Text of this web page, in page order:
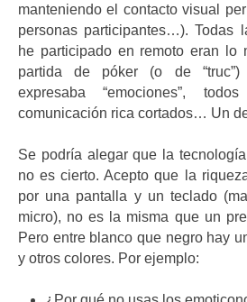
manteniendo el contacto visual
personas participantes…). Todas
he participado en remoto eran lo
partida de póker (o de “truc”)
expresaba “emociones”,
comunicación rica cortados… Un
Se podría alegar que la
no es cierto. Acepto que la
por una pantalla y un teclado
micro), no es la misma que un
Pero entre blanco que negro hay
y otros colores. Por ejemplo: